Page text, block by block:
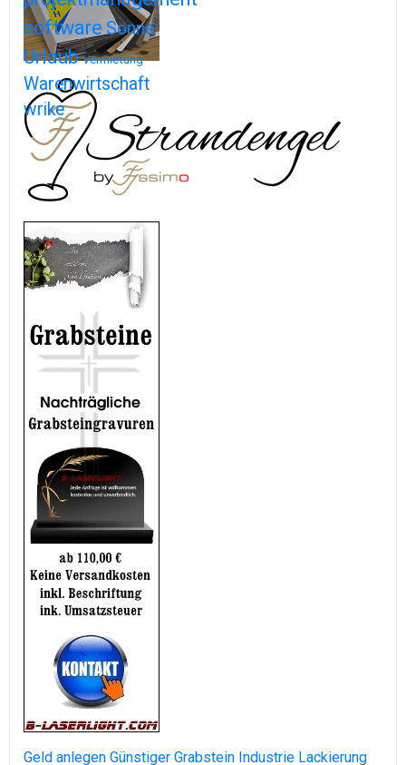
softwareSonne
Urlaub Vermietung
Warenwirtschaft
wrike
Geld anlegen Günstiger Grabstein Industrie Lackierung